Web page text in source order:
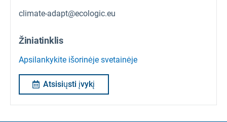
climate-adapt@ecologic.eu
Žiniatinklis
Apsilankykite išorinėje svetainėje
Atsisiųsti įvykį